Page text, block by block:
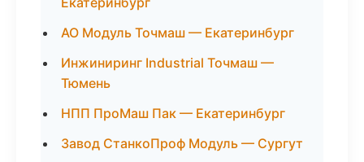
АО Модуль Точмаш — Екатеринбург
Инжиниринг Industrial Точмаш —
Тюмень
НПП ПроМаш Пак — Екатеринбург
Завод СтанкоПроф Модуль — Сургут